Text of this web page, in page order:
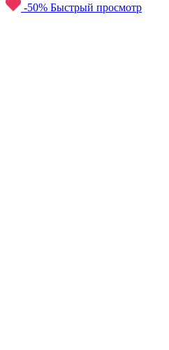
-50% Быстрый просмотр